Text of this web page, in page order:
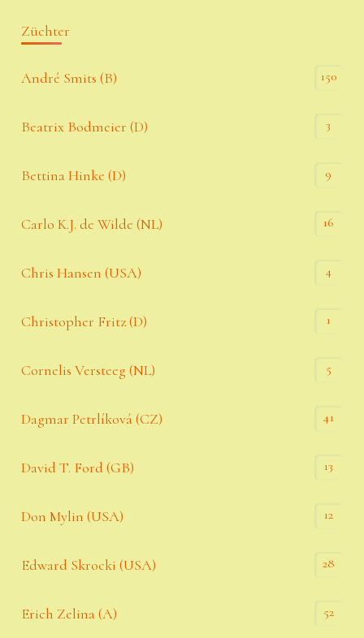
Züchter
André Smits (B) 150
Beatrix Bodmeier (D) 3
Bettina Hinke (D) 9
Carlo K.J. de Wilde (NL) 16
Chris Hansen (USA) 4
Christopher Fritz (D) 1
Cornelis Versteeg (NL) 5
Dagmar Petrlíková (CZ) 41
David T. Ford (GB) 13
Don Mylin (USA) 12
Edward Skrocki (USA) 28
Erich Zelina (A) 52